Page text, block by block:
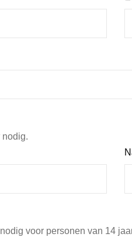
nodig.
voor personen van 14